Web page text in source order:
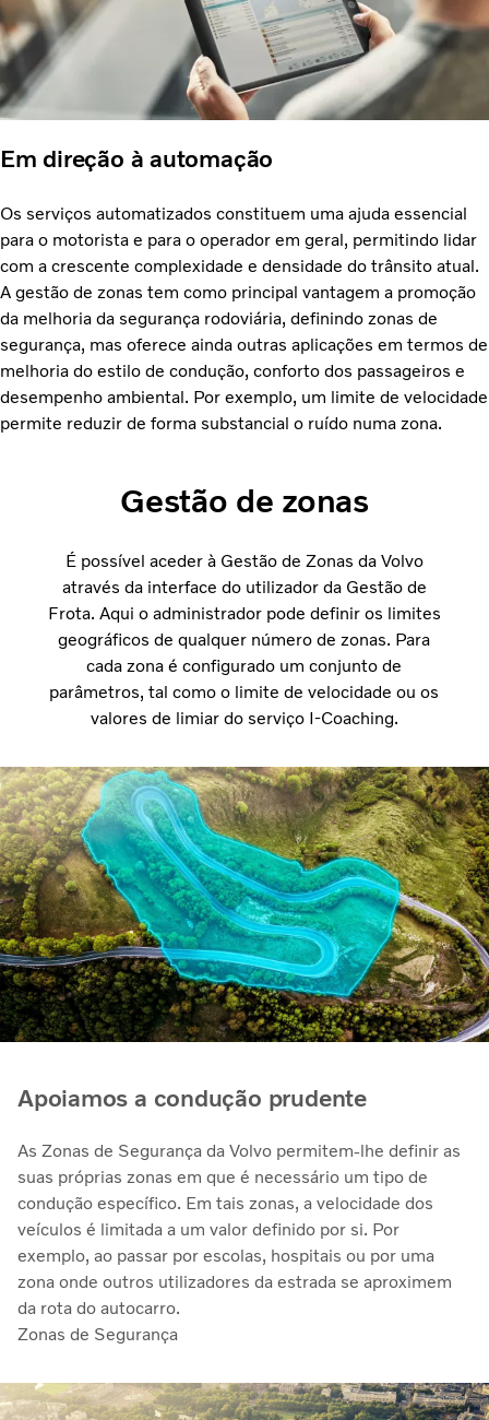
Em direção à automação
Os serviços automatizados constituem uma ajuda essencial
para o motorista e para o operador em geral, permitindo lidar
com a crescente complexidade e densidade do trânsito atual.
A gestão de zonas tem como principal vantagem a promoção
da melhoria da segurança rodoviária, definindo zonas de
segurança, mas oferece ainda outras aplicações em termos de
melhoria do estilo de condução, conforto dos passageiros e
desempenho ambiental. Por exemplo, um limite de velocidade
permite reduzir de forma substancial o ruído numa zona.
Gestão de zonas
É possível aceder à Gestão de Zonas da Volvo
através da interface do utilizador da Gestão de
Frota. Aqui o administrador pode definir os limites
geográficos de qualquer número de zonas. Para
cada zona é configurado um conjunto de
parâmetros, tal como o limite de velocidade ou os
valores de limiar do serviço I-Coaching.
Apoiamos a condução prudente
As Zonas de Segurança da Volvo permitem-lhe definir as
suas próprias zonas em que é necessário um tipo de
condução específico. Em tais zonas, a velocidade dos
veículos é limitada a um valor definido por si. Por
exemplo, ao passar por escolas, hospitais ou por uma
zona onde outros utilizadores da estrada se aproximem
da rota do autocarro.
Zonas de Segurança